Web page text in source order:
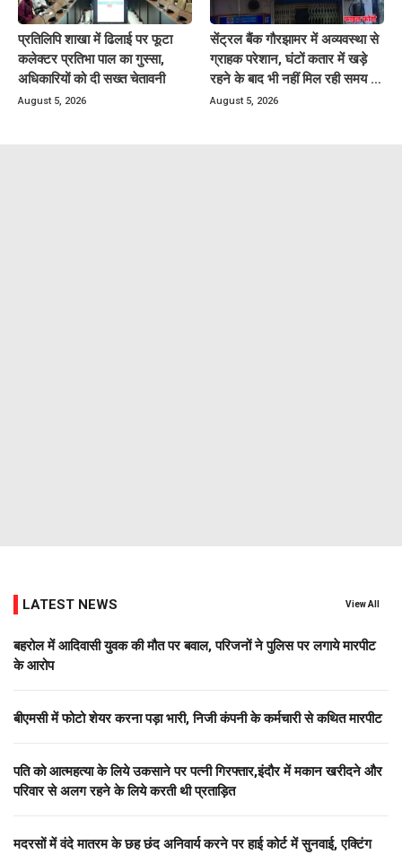
प्रतिलिपि शाखा में ढिलाई पर फूटा
कलेक्टर प्रतिभा पाल का गुस्सा,
अधिकारियों को दी सख्त चेतावनी
August 5, 2026
सेंट्रल बैंक गौरझामर में अव्यवस्था से
ग्राहक परेशान, घंटों कतार में खड़े
रहने के बाद भी नहीं मिल रही समय पर
बैंकिंग सेवायें
August 5, 2026
LATEST NEWS View All
बहरोल में आदिवासी युवक की मौत पर बवाल, परिजनों ने पुलिस पर लगाये मारपीट
के आरोप
बीएमसी में फोटो शेयर करना पड़ा भारी, निजी कंपनी के कर्मचारी से कथित मारपीट
पति को आत्महत्या के लिये उकसाने पर पत्नी गिरफ्तार,इंदौर में मकान खरीदने और
परिवार से अलग रहने के लिये करती थी प्रताड़ित
मदरसों में वंदे मातरम के छह छंद अनिवार्य करने पर हाई कोर्ट में सुनवाई, एक्टिंग